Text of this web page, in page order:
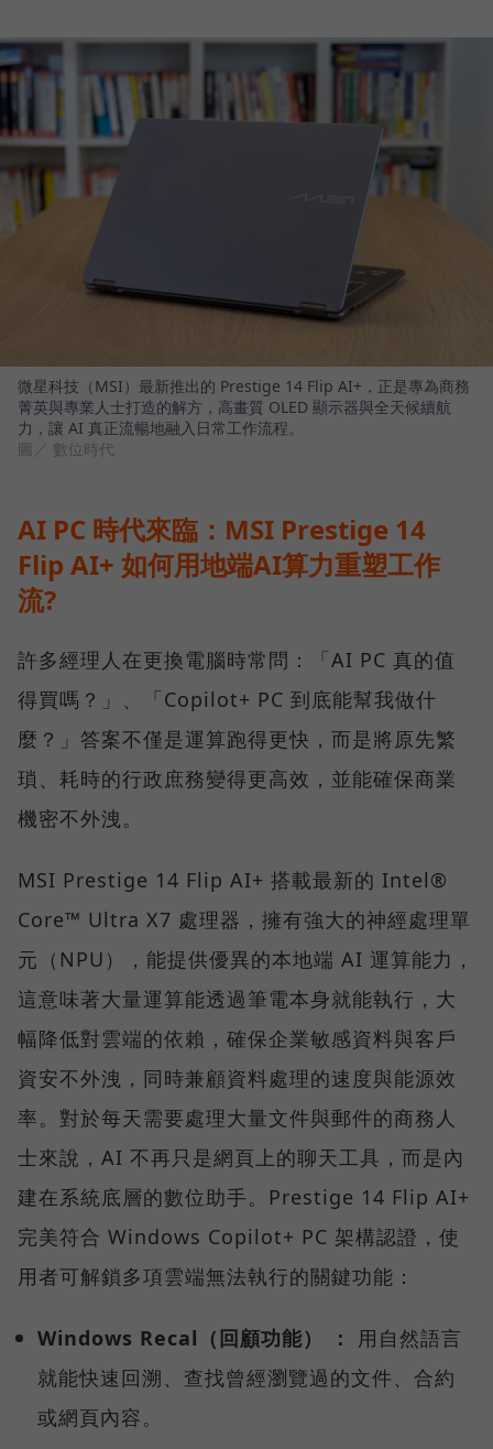
微星科技（MSI）最新推出的 Prestige 14 Flip AI+，正是專為商務
菁英與專業人士打造的解方，高畫質 OLED 顯示器與全天候續航
力，讓 AI 真正流暢地融入日常工作流程。
圖／ 數位時代
AI PC 時代來臨：MSI Prestige 14
Flip AI+ 如何用地端AI算力重塑工作
流?
許多經理人在更換電腦時常問：「AI PC 真的值
得買嗎？」、「Copilot+ PC 到底能幫我做什
麼？」答案不僅是運算跑得更快，而是將原先繁
瑣、耗時的行政庶務變得更高效，並能確保商業
機密不外洩。
MSI Prestige 14 Flip AI+ 搭載最新的 Intel®
Core™ Ultra X7 處理器，擁有強大的神經處理單
元（NPU），能提供優異的本地端 AI 運算能力，
這意味著大量運算能透過筆電本身就能執行，大
幅降低對雲端的依賴，確保企業敏感資料與客戶
資安不外洩，同時兼顧資料處理的速度與能源效
率。對於每天需要處理大量文件與郵件的商務人
士來說，AI 不再只是網頁上的聊天工具，而是內
建在系統底層的數位助手。Prestige 14 Flip AI+
完美符合 Windows Copilot+ PC 架構認證，使
用者可解鎖多項雲端無法執行的關鍵功能：
Windows Recal（回顧功能） ：
用自然語言
就能快速回溯、查找曾經瀏覽過的文件、合約
或網頁內容。